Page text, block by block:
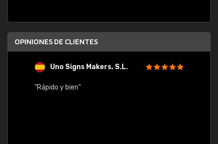
OPINIONES DE CLIENTES
Uno Signs Makers, S.L.
"Rápido y bien"